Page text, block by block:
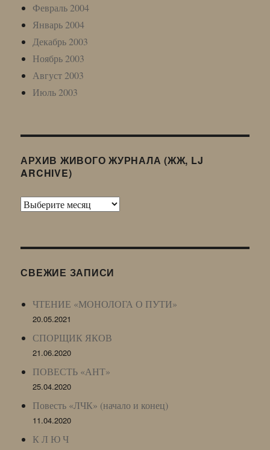
Февраль 2004
Январь 2004
Декабрь 2003
Ноябрь 2003
Август 2003
Июль 2003
АРХИВ ЖИВОГО ЖУРНАЛА (ЖЖ, LJ
ARCHIVE)
Архив
LJ
СВЕЖИЕ ЗАПИСИ
ЧТЕНИЕ «МОНОЛОГА О ПУТИ»
20.05.2021
СПОРЩИК ЯКОВ
21.06.2020
ПОВЕСТЬ «АНТ»
25.04.2020
Повесть «ЛЧК» (начало и конец)
11.04.2020
К Л Ю Ч